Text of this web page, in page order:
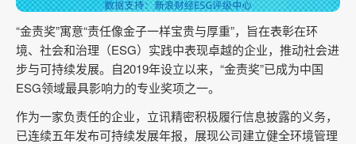
“金责奖”寓意“责任像金子一样宝贵与厚重”，旨在表彰在环
境、社会和治理（ESG）实践中表现卓越的企业，推动社会进
步与可持续发展。自2019年设立以来，“金责奖”已成为中国
ESG领域最具影响力的专业奖项之一。
作为一家负责任的企业，立讯精密积极履行信息披露的义务，
已连续五年发布可持续发展年报，展现公司建立健全环境管理